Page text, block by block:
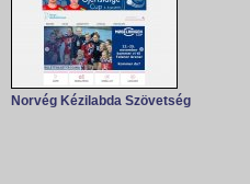
Norvég Kézilabda Szövetség